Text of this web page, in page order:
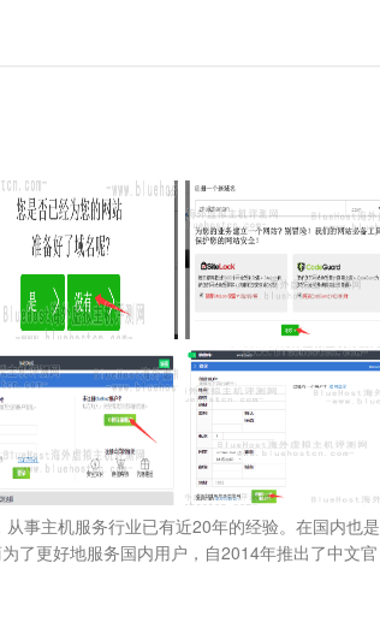
事主机服务行业已有近20年的经验。在国内也是
了更好地服务国内用户，自2014年推出了中文官